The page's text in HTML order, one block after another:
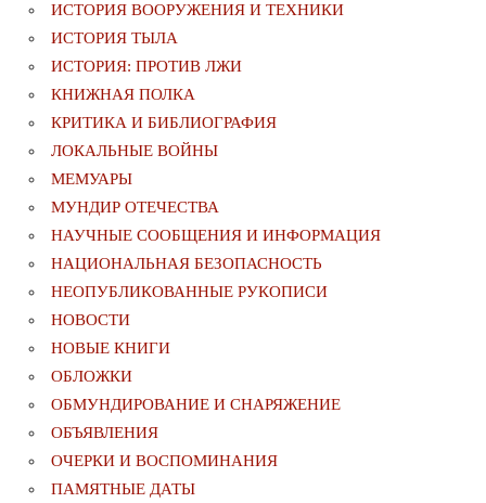
ИСТОРИЯ ВООРУЖЕНИЯ И ТЕХНИКИ
ИСТОРИЯ ТЫЛА
ИСТОРИЯ: ПРОТИВ ЛЖИ
КНИЖНАЯ ПОЛКА
КРИТИКА И БИБЛИОГРАФИЯ
ЛОКАЛЬНЫЕ ВОЙНЫ
МЕМУАРЫ
МУНДИР ОТЕЧЕСТВА
НАУЧНЫЕ СООБЩЕНИЯ И ИНФОРМАЦИЯ
НАЦИОНАЛЬНАЯ БЕЗОПАСНОСТЬ
НЕОПУБЛИКОВАННЫЕ РУКОПИСИ
НОВОСТИ
НОВЫЕ КНИГИ
ОБЛОЖКИ
ОБМУНДИРОВАНИЕ И СНАРЯЖЕНИЕ
ОБЪЯВЛЕНИЯ
ОЧЕРКИ И ВОСПОМИНАНИЯ
ПАМЯТНЫЕ ДАТЫ